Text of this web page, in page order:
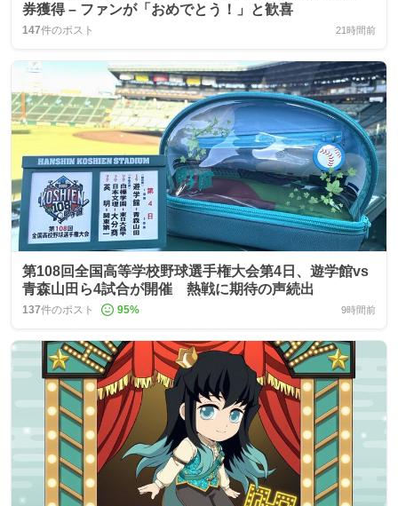
券獲得 – ファンが「おめでとう！」と歓喜
147件のポスト 21時間前
第108回全国高等学校野球選手権大会第4日、遊学館vs
青森山田ら4試合が開催 熱戦に期待の声続出
137件のポスト 95% 9時間前